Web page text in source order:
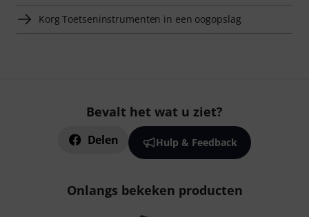
Korg Toetseninstrumenten in een oogopslag
Bevalt het wat u ziet?
Delen Hulp & Feedback
Onlangs bekeken producten